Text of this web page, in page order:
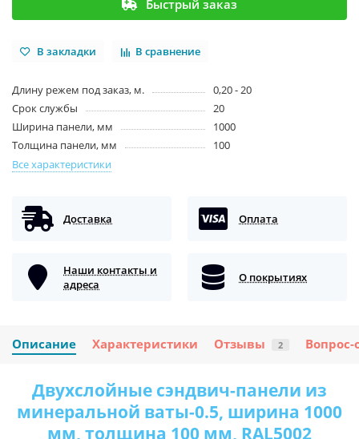
Быстрый заказ
В закладки В сравнение
Длину режем под заказ, м.
0,20 - 20
Срок службы
20
Ширина панели, мм
1000
Толщина панели, мм
100
Все характеристики
Доставка Оплата
Наши контакты и
адреса
О покрытиях
Описание Характеристики Отзывы 2 Вопрос-
Двухслойные сэндвич-панели из
минеральной ваты-0.5, ширина 1000
мм, толщина 100 мм, RAL5002